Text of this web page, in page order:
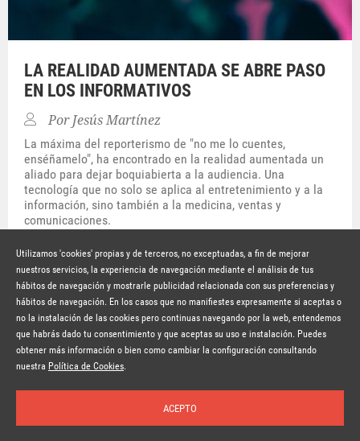
Inicio Temas Autores Nosotros Buscar Suscríbete
LA REALIDAD AUMENTADA SE ABRE PASO
EN LOS INFORMATIVOS
Por Jesús Martínez
La máxima del reporterismo de "no me lo cuentes,
enséñamelo", ha encontrado en la realidad aumentada un
aliado para dejar boquiabierta a la audiencia. Una
tecnología que no solo se aplica al entretenimiento y a la
información, sino también a la medicina, ventas y
comunicaciones.
Suscríbete a la newsletter
© Copyright Lavinia 2026 –www.lavinia.tc
Nota Legal
Contacto Política de privacidad
Condiciones de uso
Utilizamos 'cookies' propias y de terceros, no exceptuadas, a fin de mejorar
nuestros servicios, la experiencia de navegación mediante el análisis de tus
hábitos de navegación y mostrarle publicidad relacionada con sus preferencias y
hábitos de navegación. En los casos que no manifiestes expresamente si aceptas o
no la instalación de las cookies pero continuas navegando por la web, entendemos
que habrás dado tu consentimiento y que aceptas su uso e instalación. Puedes
obtener más información o bien como cambiar la configuración consultando
nuestra Política de Cookies.
ACEPTO